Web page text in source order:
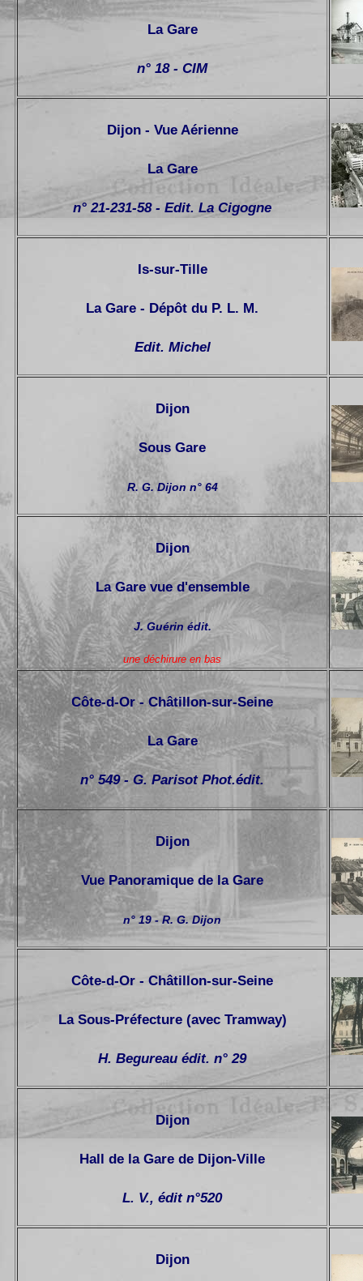
La Gare
n° 18 - CIM
Dijon - Vue Aérienne
La Gare
n° 21-231-58 - Edit. La Cigogne
Is-sur-Tille
La Gare - Dépôt du P. L. M.
Edit. Michel
Dijon
Sous Gare
R. G. Dijon n° 64
Dijon
La Gare vue d'ensemble
J. Guérin édit.
une déchirure en bas
Côte-d-Or - Châtillon-sur-Seine
La Gare
n° 549 - G. Parisot Phot.édit.
Dijon
Vue Panoramique de la Gare
n° 19 - R. G. Dijon
Côte-d-Or - Châtillon-sur-Seine
La Sous-Préfecture (avec Tramway)
H. Begureau édit. n° 29
Dijon
Hall de la Gare de Dijon-Ville
L. V., édit n°520
Dijon